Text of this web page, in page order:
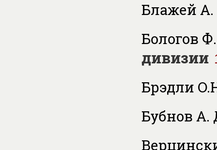
Блажей А.
Бологов
дивизии
Брэдли
Бубнов А.